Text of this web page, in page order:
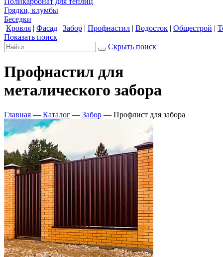
Грядки, клумбы
Беседки
Кровля | Фасад | Забор | Профнастил | Водосток | Общестрой |
Показать поиск
Скрыть поиск
Профнастил для
металического забора
Главная — Каталог — Забор — Профлист для забора